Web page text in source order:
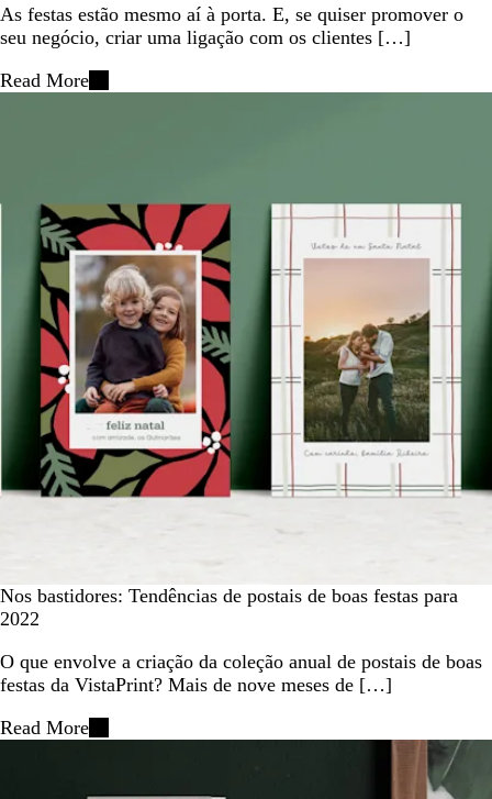
As festas estão mesmo aí à porta. E, se quiser promover o
seu negócio, criar uma ligação com os clientes […]
Read More
Nos bastidores: Tendências de postais de boas festas para
2022
O que envolve a criação da coleção anual de postais de boas
festas da VistaPrint? Mais de nove meses de […]
Read More